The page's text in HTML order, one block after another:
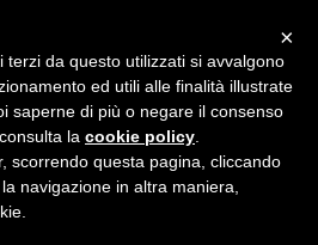
×
terzi da questo utilizzati si avvalgono
ed utili alle finalità illustrate
saperne di più o negare il consenso
la cookie policy
scorrendo questa pagina, cliccando
navigazione in altra maniera,